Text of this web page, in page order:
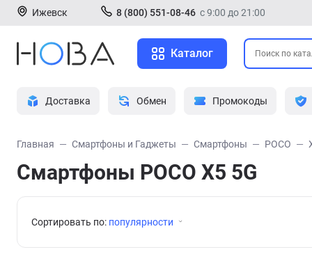
Ижевск 8 (800) 551-08-46 с 9:00 до 21:00
Каталог
Доставка Обмен Промокоды
Главная Смартфоны и Гаджеты Смартфоны POCO
Смартфоны POCO X5 5G
Сортировать по: популярности